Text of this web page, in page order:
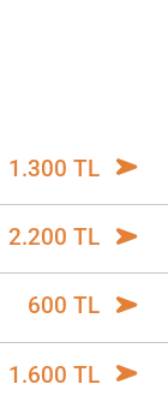
1.300 TL
2.200 TL
600 TL
1.600 TL